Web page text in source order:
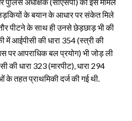
लड़कियों के बयान के आधार पर संकेत मिले
पीटने के साथ ही उनसे छेड़छाड़ भी की
में आईपीसी की धारा 354 (स्त्री की
पर आपराधिक बल प्रयोग) भी जोड़ ली
की धारा 323 (मारपीट), धारा 294
तहत प्राथमिकी दर्ज की गई थी.